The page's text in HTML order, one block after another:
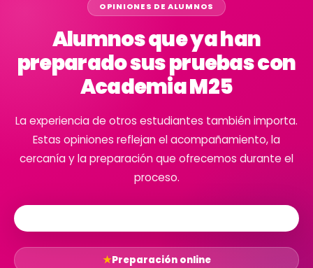
OPINIONES DE ALUMNOS
Alumnos que ya han
preparado sus pruebas con
Academia M25
La experiencia de otros estudiantes también importa.
Estas opiniones reflejan el acompañamiento, la
cercanía y la preparación que ofrecemos durante el
proceso.
★Preparación online